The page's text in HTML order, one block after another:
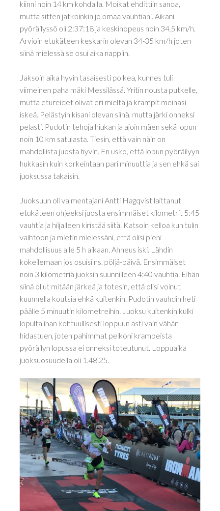
kiinni noin 14 km kohdalla. Moikat ehdittiin sanoa,
mutta sitten jatkoinkin jo omaa vauhtiani. Aikani
pyöräilyssö oli 2:37:18 ja keskinopeus noin 34,5 km/h.
Arvioin etukäteen keskarin olevan 34-35 km/h joten
siinä mielessä se osui aika nappiin.
Jaksoin aika hyvin tasaisesti polkea, kunnes tuli
viimeinen paha mäki Messilässä. Yritin nousta putkelle,
mutta etureidet olivat eri mieltä ja krampit meinasi
iskeä. Pelästyin kisani olevan siinä, mutta järki onneksi
pelasti. Pudotin tehoja hiukan ja ajoin mäen sekä lopun
noin 10 km satulasta. Tiesin, että vain näin on
mahdollista juosta hyvin. En usko, että lopun pyöräilyyn
hukkasin kuin korkeintaan pari minuuttia ja sen ehkä sai
juoksussa takaisin.
Juoksuun oli valmentajani Antti Hagqvist laittanut
etukäteen ohjeeksi juosta ensimmäiset kilometrit 5:45
vauhtia ja hiljalleen kiristää siitä. Katsoin kelloa kun tulin
vaihtoon ja mietin mielessäni, että olisi pieni
mahdollisuus alle 5 h aikaan. Ahneus iski. Lähdin
kokeilemaan jos osuisi ns. pöljä-päivä. Ensimmäiset
noin 3 kilometriä juoksin suunnilleen 4:40 vauhtia. Eihän
siinä ollut mitään järkeä ja totesin, että olisi voinut
kuunnella koutsia ehkä kuitenkin. Pudotin vauhdin heti
päälle 5 minuutin kilometreihin. Juoksu kuitenkin kulki
lopulta ihan kohtuullisesti loppuun asti vain vähän
hidastuen, joten pahimmat pelkoni krampeista
pyöräilyn lopussa ei onneksi toteutunut. Loppuaika
juoksuosuudella oli 1.48.25.